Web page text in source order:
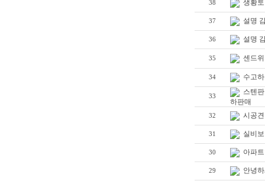
38 생황토
37 설명
36 설명
35 센드
34 수고
33
스텐
하판매
32 시공
31 실비
30 아파
29 안녕